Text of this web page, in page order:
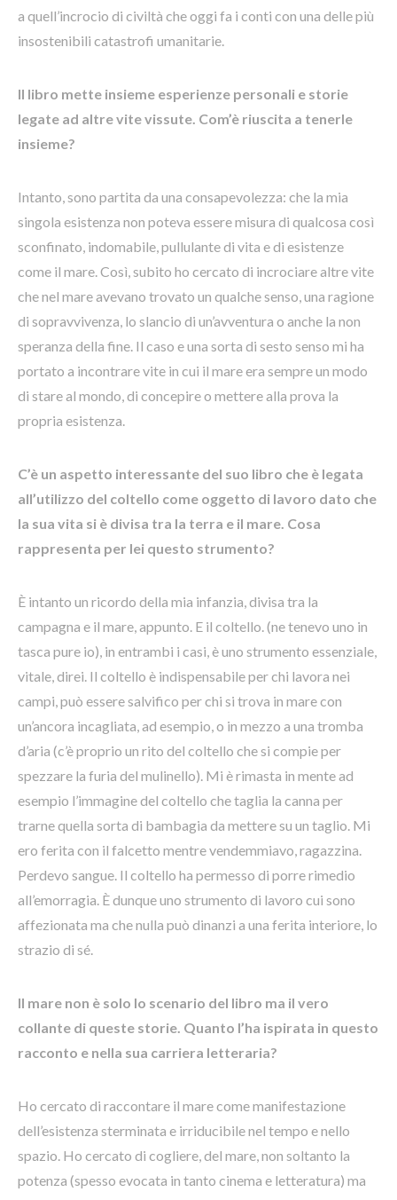
a quell’incrocio di civiltà che oggi fa i conti con una delle più
insostenibili catastrofi umanitarie.
Il libro mette insieme esperienze personali e storie
legate ad altre vite vissute. Com’è riuscita a tenerle
insieme?
Intanto, sono partita da una consapevolezza: che la mia
singola esistenza non poteva essere misura di qualcosa così
sconfinato, indomabile, pullulante di vita e di esistenze
come il mare. Così, subito ho cercato di incrociare altre vite
che nel mare avevano trovato un qualche senso, una ragione
di sopravvivenza, lo slancio di un’avventura o anche la non
speranza della fine. Il caso e una sorta di sesto senso mi ha
portato a incontrare vite in cui il mare era sempre un modo
di stare al mondo, di concepire o mettere alla prova la
propria esistenza.
C’è un aspetto interessante del suo libro che è legata
all’utilizzo del coltello come oggetto di lavoro dato che
la sua vita si è divisa tra la terra e il mare. Cosa
rappresenta per lei questo strumento?
È intanto un ricordo della mia infanzia, divisa tra la
campagna e il mare, appunto. E il coltello. (ne tenevo uno in
tasca pure io), in entrambi i casi, è uno strumento essenziale,
vitale, direi. Il coltello è indispensabile per chi lavora nei
campi, può essere salvifico per chi si trova in mare con
un’ancora incagliata, ad esempio, o in mezzo a una tromba
d’aria (c’è proprio un rito del coltello che si compie per
spezzare la furia del mulinello). Mi è rimasta in mente ad
esempio l’immagine del coltello che taglia la canna per
trarne quella sorta di bambagia da mettere su un taglio. Mi
ero ferita con il falcetto mentre vendemmiavo, ragazzina.
Perdevo sangue. Il coltello ha permesso di porre rimedio
all’emorragia. È dunque uno strumento di lavoro cui sono
affezionata ma che nulla può dinanzi a una ferita interiore, lo
strazio di sé.
Il mare non è solo lo scenario del libro ma il vero
collante di queste storie. Quanto l’ha ispirata in questo
racconto e nella sua carriera letteraria?
Ho cercato di raccontare il mare come manifestazione
dell’esistenza sterminata e irriducibile nel tempo e nello
spazio. Ho cercato di cogliere, del mare, non soltanto la
potenza (spesso evocata in tanto cinema e letteratura) ma